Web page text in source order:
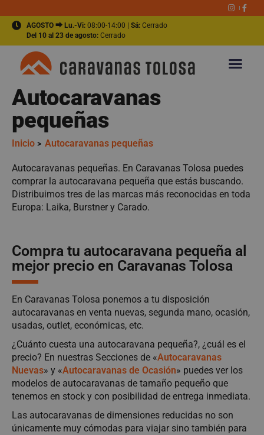
AGOSTO ⮕ Lu.-Vi: 08:00-14:00 | Sá: Cerrado
Del 10 al 23 de agosto: Cerrado
Autocaravanas
pequeñas
Inicio > Autocaravanas pequeñas
Autocaravanas pequeñas. En Caravanas Tolosa puedes
comprar la autocaravana pequeña que estás buscando.
Distribuimos tres de las marcas más reconocidas en toda
Europa: Laika, Burstner y Carado.
Compra tu autocaravana pequeña al
mejor precio en Caravanas Tolosa
En Caravanas Tolosa ponemos a tu disposición
autocaravanas en venta nuevas, segunda mano, ocasión,
usadas, outlet, económicas, etc.
¿Cuánto cuesta una autocaravana pequeña?, ¿cuál es el
precio? En nuestras Secciones de «Autocaravanas
Nuevas» y «Autocaravanas de Ocasión» puedes ver los
modelos de autocaravanas de tamaño pequeño que
tenemos en stock y con posibilidad de entrega inmediata.
Las autocaravanas de dimensiones reducidas no son
únicamente muy cómodas para viajar sino también para